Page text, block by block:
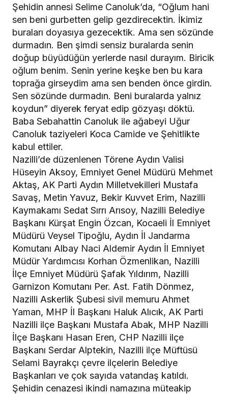
Şehidin annesi Selime Canoluk’da, “Oğlum hani
sen beni gurbetten gelip gezdirecektin. İkimiz
buraları doyasıya gezecektik. Ama sen sözünde
durmadın. Ben şimdi sensiz buralarda senin
doğup büyüdüğün yerlerde nasıl durayım. Biricik
oğlum benim. Senin yerine keşke ben bu kara
toprağa girseydim ama sen benden önce girdin.
Sen sözünde durmadın. Beni buralarda yalnız
koydun” diyerek feryat edip gözyaşı döktü.
Baba Sebahattin Canoluk ile ağabeyi Uğur
Canoluk taziyeleri Koca Camide ve Şehitlikte
kabul ettiler.
Nazilli’de düzenlenen Törene Aydın Valisi
Hüseyin Aksoy, Emniyet Genel Müdürü Mehmet
Aktaş, AK Parti Aydın Milletvekilleri Mustafa
Savaş, Metin Yavuz, Bekir Kuvvet Erim, Nazilli
Kaymakamı Sedat Sırrı Arısoy, Nazilli Belediye
Başkanı Kürşat Engin Özcan, Kocaeli İl Emniyet
Müdürü Veysel Tipoğlu, Aydın İl Jandarma
Komutanı Albay Naci Aldemir Aydın İl Emniyet
Müdür Yardımcısı Korhan Özmenlikan, Nazilli
İlçe Emniyet Müdürü Şafak Yıldırım, Nazilli
Garnizon Komutanı Per. Ast. Fatih Dönmez,
Nazilli Askerlik Şubesi sivil memuru Ahmet
Yaman, MHP İl Başkanı Haluk Alıcık, AK Parti
Nazilli ilçe Başkanı Mustafa Abak, MHP Nazilli
İlçe Başkanı Hasan Eren, CHP Nazilli ilçe
Başkanı Serdar Alptekin, Nazilli ilçe Müftüsü
Selami Bayrakçı çevre ilçelerin Belediye
Başkanları ve çok sayıda vatandaş katıldı.
Şehidin cenazesi ikindi namazına müteakip